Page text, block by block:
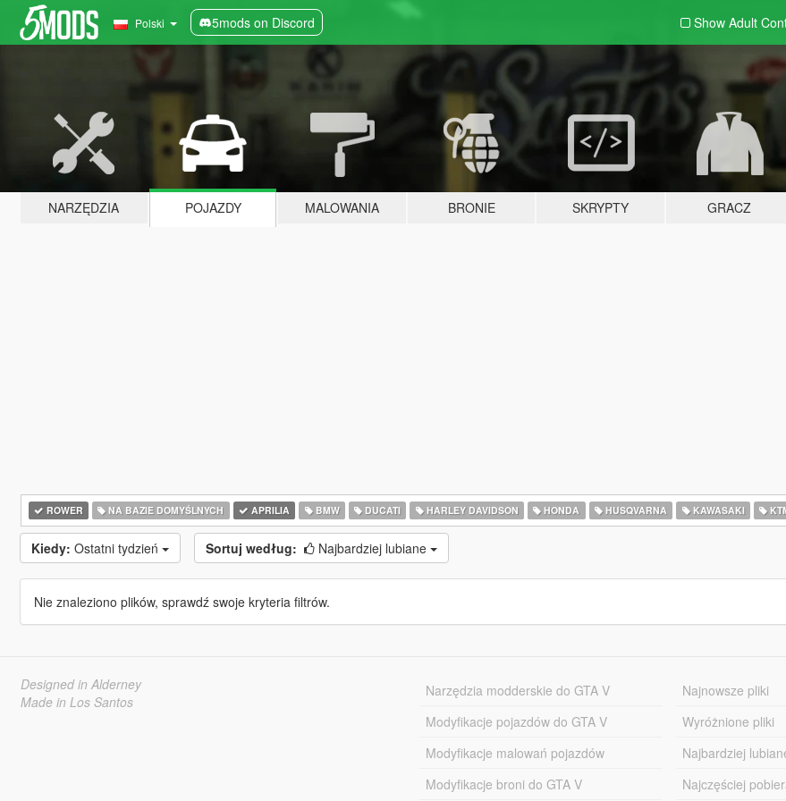
Polski 5mods on Discord Show Adult
NARZĘDZIA POJAZDY MALOWANIA BRONIE SKRYPTY GRACZ
ROWER NA BAZIE DOMYŚLNYCH APRILIA BMW DUCATI HARLEY DAVIDSON HONDA HUSQVARNA KAWASAKI
Kiedy: Ostatni tydzień Sortuj według: Najbardziej lubiane
Nie znaleziono plików, sprawdź swoje kryteria filtrów.
Designed in Alderney
Made in Los Santos
Narzędzia modderskie do GTA V
Modyfikacje pojazdów do GTA V
Modyfikacje malowań pojazdów
Modyfikacje broni do GTA V
Najnowsze pliki
Wyróżnione pliki
Najbardziej
Najczęściej